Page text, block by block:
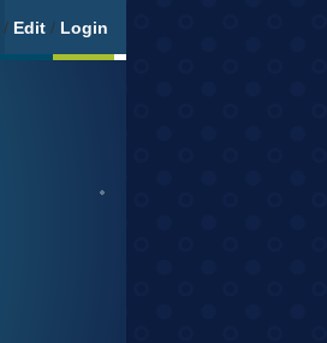
/ Edit / Login